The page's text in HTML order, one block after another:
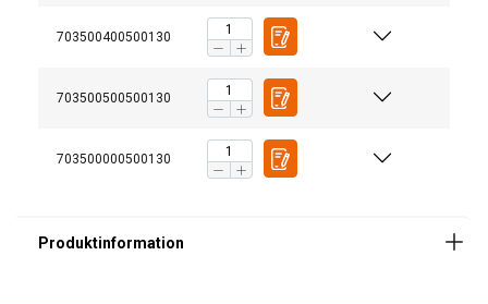
703500400500130
703500500500130
703500000500130